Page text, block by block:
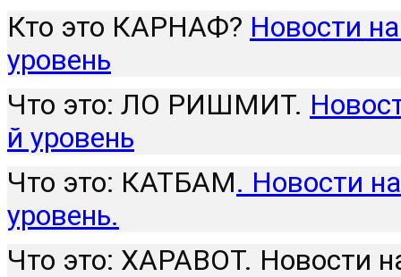
Кто это КАРНАФ? Новости
уровень
Что это: ЛО РИШМИТ.
й уровень
Что это: КАТБАМ. Новости
уровень.
Что это: ХАРАВОТ. Новости